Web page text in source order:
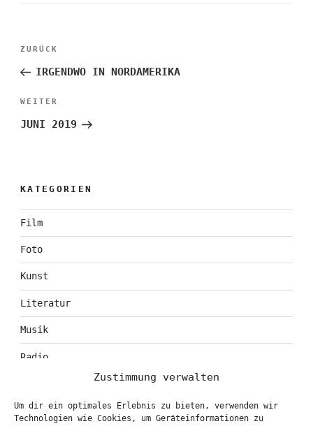
Zustimmung verwalten
Um dir ein optimales Erlebnis zu bieten, verwenden wir
Technologien wie Cookies, um Geräteinformationen zu
Beitragsnavigation
Vorheriger
Beitrag
ZURÜCK
IRGENDWO IN NORDAMERIKA
Nächster
Beitrag
WEITER
JUNI 2019
KATEGORIEN
Film
Foto
Kunst
Literatur
Musik
Radio
Theater